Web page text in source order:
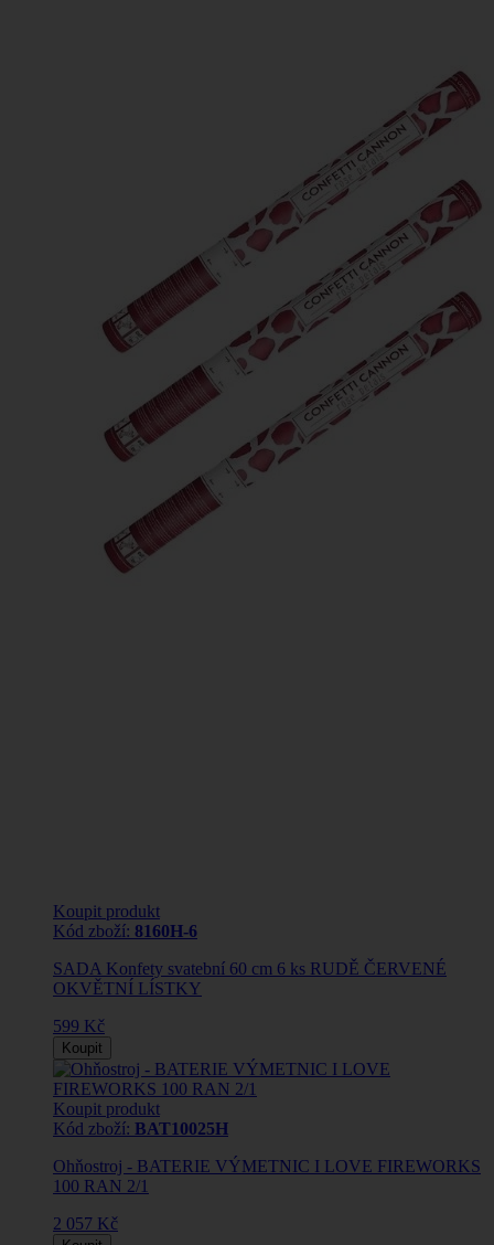
Koupit produkt
Kód zboží: 8160H-6
SADA Konfety svatební 60 cm 6 ks RUDĚ ČERVENÉ
OKVĚTNÍ LÍSTKY
599 Kč
Koupit
Koupit produkt
Kód zboží: BAT10025H
Ohňostroj - BATERIE VÝMETNIC I LOVE FIREWORKS
100 RAN 2/1
2 057 Kč